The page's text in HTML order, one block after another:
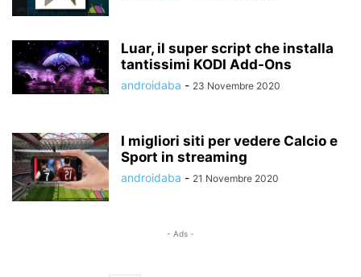
Luar, il super script che installa
tantissimi KODI Add-Ons
androidaba - 23 Novembre 2020
I migliori siti per vedere Calcio e
Sport in streaming
androidaba - 21 Novembre 2020
- Ads -